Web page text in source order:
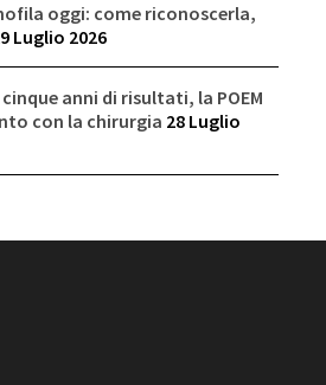
oggi: come riconoscerla,
Luglio 2026
anni di risultati, la POEM
con la chirurgia 28 Luglio